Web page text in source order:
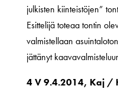
julkisten kiinteistöjen”
Esittelijä toteaa tontin
valmistellaan
jättänyt
4 V 9.4.2014, Kaj /